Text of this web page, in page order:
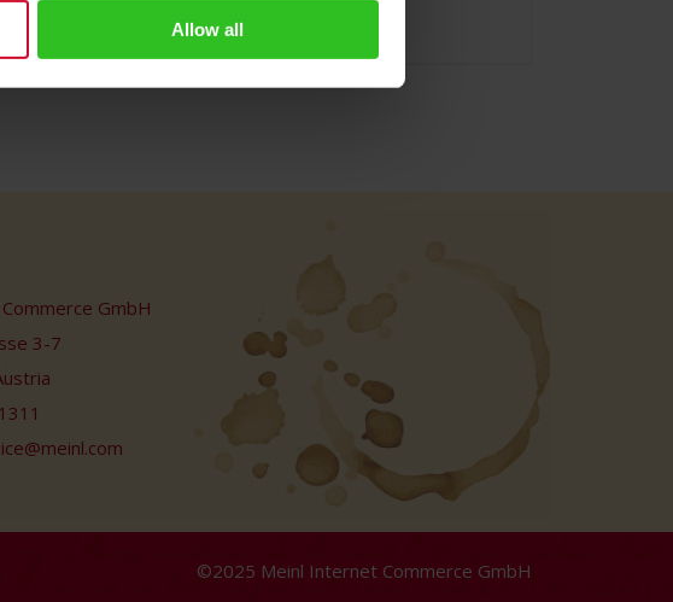
Allow all
GmbH
3-7
©2025 Meinl Internet Commerce GmbH